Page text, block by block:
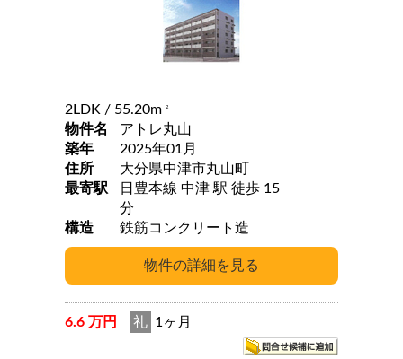
2LDK / 55.20m 2
物件名
アトレ丸山
築年
2025年01月
住所
大分県中津市丸山町
最寄駅
日豊本線 中津 駅 徒歩 15
分
構造
鉄筋コンクリート造
6.6 万円 礼 1ヶ月